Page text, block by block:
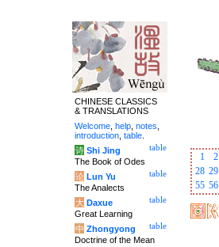
1 2
28 29
55 56
CHINESE CLASSICS
& TRANSLATIONS
Welcome help notes
introduction table
table
诗 Shi Jing
The Book of Odes
table
论 Lun Yu
The Analects
table
大 Daxue
Great Learning
table
中 Zhongyong
Doctrine of the Mean